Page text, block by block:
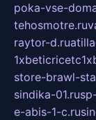
poka-vse-
tehosmotre.ru
raytor-d.ru
store-brawl-
sindika-01.ru
e-abis-1-c.ru